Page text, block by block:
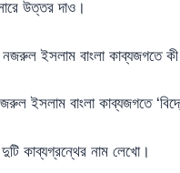
উত্তর দাও।
নজরুল ইসলাম বাংলা কাব্যজগতে
ইসলাম বাংলা কাব্যজগতে
কাব্যগ্রন্থের নাম লেখো।